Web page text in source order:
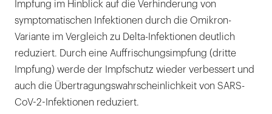
Impfung im Hinblick auf die Verhinderung von
symptomatischen Infektionen durch die Omikron-
Variante im Vergleich zu Delta-Infektionen deutlich
reduziert. Durch eine Auffrischungsimpfung (dritte
Impfung) werde der Impfschutz wieder verbessert und
auch die Übertragungswahrscheinlichkeit von SARS-
CoV-2-Infektionen reduziert.